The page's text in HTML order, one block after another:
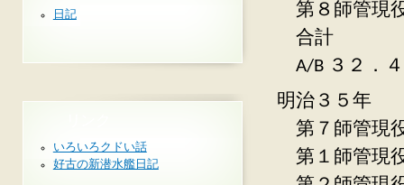
第８師管
合計
A/B ３２．
明治３５年
第７師管
第１師管現
日記
いろいろクドい話
好古の新潜水艦日記